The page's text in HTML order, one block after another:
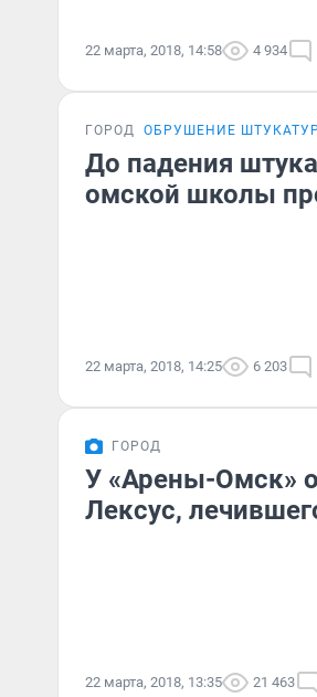
22 марта, 2018, 14:58 4 934
ГОРОД ОБРУШЕНИЕ
До падения
омской школы
22 марта, 2018, 14:25 6 203
ГОРОД
У «Арены-Омск»
Лексус,
22 марта, 2018, 13:35 21 463